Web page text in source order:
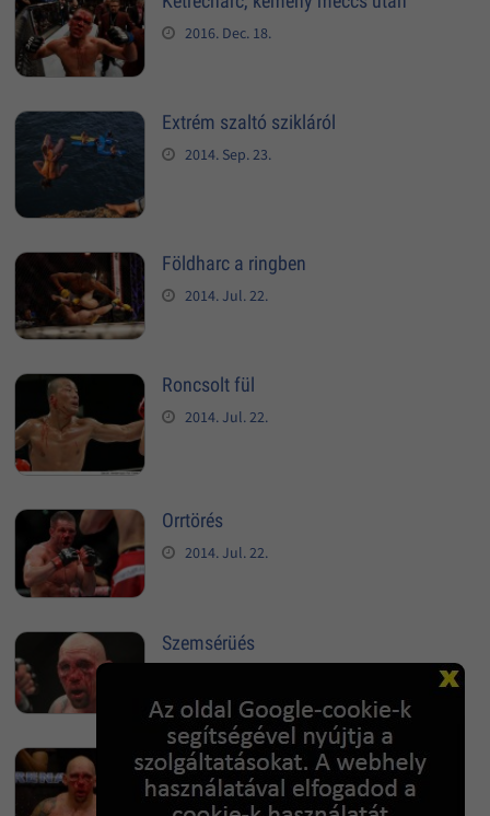
2016. Dec. 18.
Extrém szaltó szikláról
2014. Sep. 23.
Földharc a ringben
2014. Jul. 22.
Roncsolt fül
2014. Jul. 22.
Orrtörés
2014. Jul. 22.
Szemsérüés
Orrcsont törés
2014. Jul. 22.